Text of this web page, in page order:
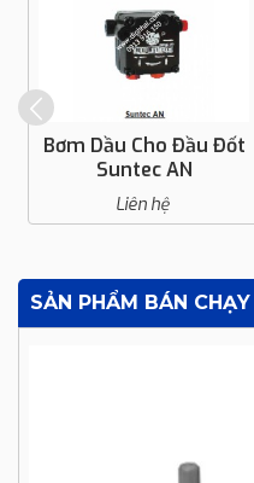
Bơm Dầu Cho Đầu Đốt
Suntec AN
Liên hệ
SẢN PHẨM BÁN CHẠY